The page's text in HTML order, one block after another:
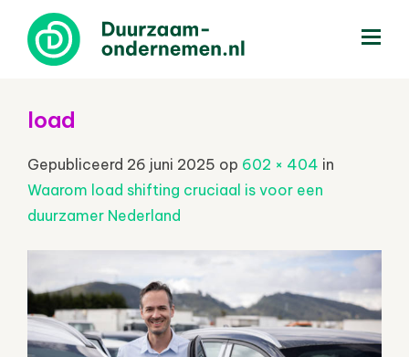
load
Gepubliceerd 26 juni 2025 op 602 × 404 in
Waarom load shifting cruciaal is voor een
duurzamer Nederland